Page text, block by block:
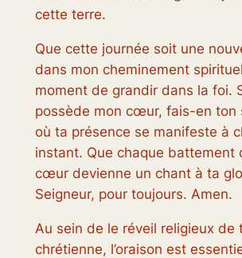
cette terre.
Que cette journée soit une
dans mon cheminement
moment de grandir dans la foi.
possède mon cœur, fais-en ton
où ta présence se manifeste à
instant. Que chaque battement
cœur devienne un chant à ta
Seigneur, pour toujours. Amen.
Au sein de le réveil religieux de
chrétienne, l’oraison est